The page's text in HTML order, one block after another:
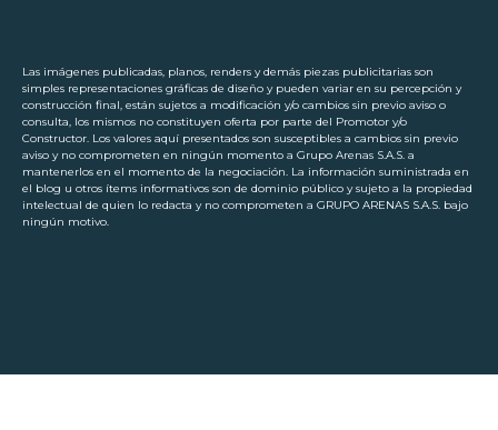
Las imágenes publicadas, planos, renders y demás piezas publicitarias son
simples representaciones gráficas de diseño y pueden variar en su percepción y
construcción final, están sujetos a modificación y/o cambios sin previo aviso o
consulta, los mismos no constituyen oferta por parte del Promotor y/o
Constructor. Los valores aquí presentados son susceptibles a cambios sin previo
aviso y no comprometen en ningún momento a Grupo Arenas S.A.S. a
mantenerlos en el momento de la negociación. La información suministrada en
el blog u otros ítems informativos son de dominio público y sujeto a la propiedad
intelectual de quien lo redacta y no comprometen a GRUPO ARENAS S.A.S. bajo
ningún motivo.